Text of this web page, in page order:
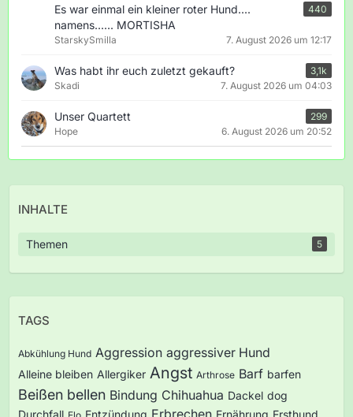
Es war einmal ein kleiner roter Hund....
namens...... MORTISHA
440
StarskySmilla 7. August 2026 um 12:17
Was habt ihr euch zuletzt gekauft?
3,1k
Skadi
7. August 2026 um 04:03
Unser Quartett
299
Hope
6. August 2026 um 20:52
INHALTE
Themen 5
TAGS
Abkühlung Hund Aggression aggressiver Hund
Alleine bleiben Allergiker Angst Arthrose Barf barfen
Beißen bellen Bindung Chihuahua Dackel dog
Durchfall
Entzündung Erbrechen Ernährung Ersthund